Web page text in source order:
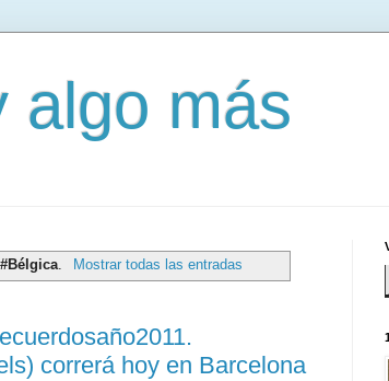
algo más
#Bélgica Mostrar todas las entradas
correrá hoy en Barcelona